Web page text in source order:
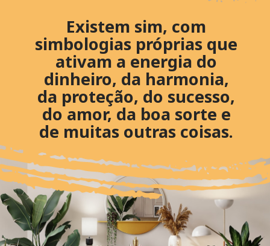
Existem sim, com
simbologias próprias que
ativam a energia do
dinheiro, da harmonia,
da proteção, do sucesso,
do amor, da boa sorte e
de muitas outras coisas.